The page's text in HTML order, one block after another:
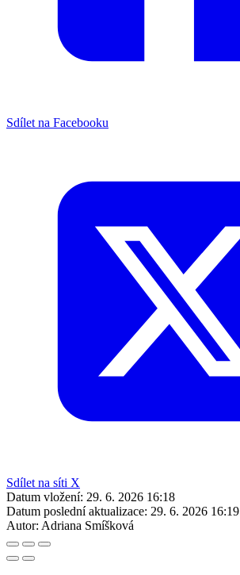
Sdílet na Facebooku
Sdílet na síti X
Datum vložení: 29. 6. 2026 16:18
Datum poslední aktualizace: 29. 6. 2026 16:19
Autor: Adriana Smíšková